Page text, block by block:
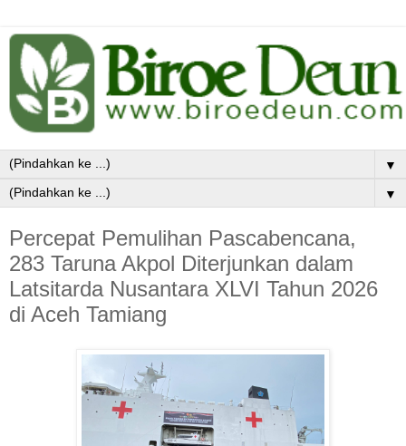
▼
▼
Percepat Pemulihan Pascabencana,
283 Taruna Akpol Diterjunkan dalam
Latsitarda Nusantara XLVI Tahun 2026
di Aceh Tamiang